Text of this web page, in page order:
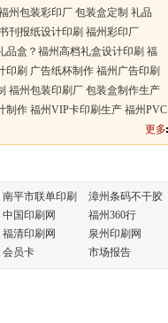
州包装彩印厂 包装盒定制 礼品
刊报纸设计印刷 福州彩印厂
品盒？福州高档礼盒设计印刷 福
刷 广告纸杯制作 福州广告印刷
福州包装印刷厂 包装盒制作生产
制作 福州VIP卡印刷生产 福州PVC
更多
南平市联单印刷
漳州条码不干胶
中国印刷网
福州360行
福清印刷网
泉州印刷网
会员卡 市场报告